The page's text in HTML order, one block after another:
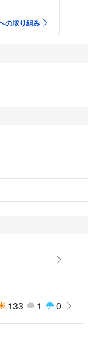
の取り組み
133 1 0